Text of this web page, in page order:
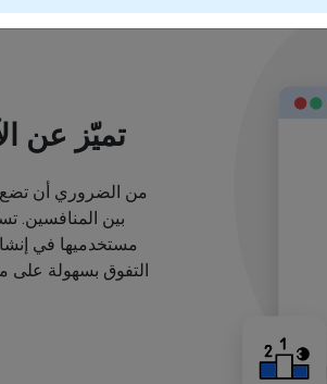
تميّز عن
من الضروري أن تضع
بين المنافسين.
مستخدميها في
التفوق بسهولة على